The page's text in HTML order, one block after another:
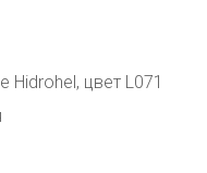
цвет L071